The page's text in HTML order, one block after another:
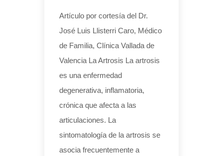
Artículo por cortesía del Dr.
José Luis Llisterri Caro, Médico
de Familia, Clínica Vallada de
Valencia La Artrosis La artrosis
es una enfermedad
degenerativa, inflamatoria,
crónica que afecta a las
articulaciones. La
sintomatología de la artrosis se
asocia frecuentemente a